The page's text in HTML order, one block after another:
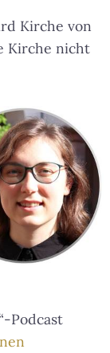
Kirche von
Kirche nicht
Podcast